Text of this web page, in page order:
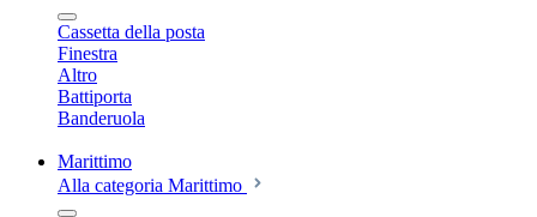
Cassetta della posta
Finestra
Altro
Battiporta
Banderuola
Marittimo
Alla categoria Marittimo